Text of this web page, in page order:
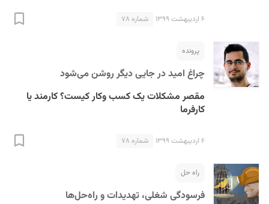
۶ اردیبهشت ۱۳۹۹ شماره ۷۸
پرونده
چراغ امید در جایی دیگر روشن می‌شود
مقصر مشکلات یک کسب وکار کیست؟ کارمند یا
کارفرما
۶ اردیبهشت ۱۳۹۹ شماره ۷۸
راه حل
فرسودگی شغلی، تهدیدات و راه‌حل‌ها